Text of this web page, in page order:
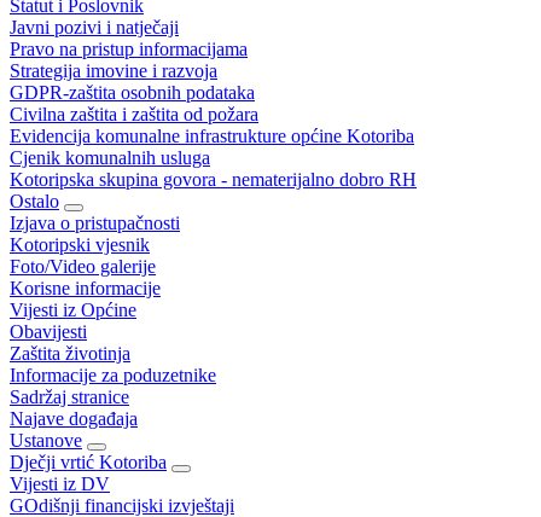
Statut i Poslovnik
Javni pozivi i natječaji
Pravo na pristup informacijama
Strategija imovine i razvoja
GDPR-zaštita osobnih podataka
Civilna zaštita i zaštita od požara
Evidencija komunalne infrastrukture općine Kotoriba
Cjenik komunalnih usluga
Kotoripska skupina govora - nematerijalno dobro RH
Ostalo
Izjava o pristupačnosti
Kotoripski vjesnik
Foto/Video galerije
Korisne informacije
Vijesti iz Općine
Obavijesti
Zaštita životinja
Informacije za poduzetnike
Sadržaj stranice
Najave događaja
Ustanove
Dječji vrtić Kotoriba
Vijesti iz DV
GOdišnji financijski izvještaji